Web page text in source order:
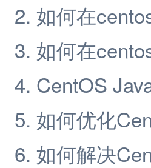
如何在
如何在
CentOS
如何优化
如何解决